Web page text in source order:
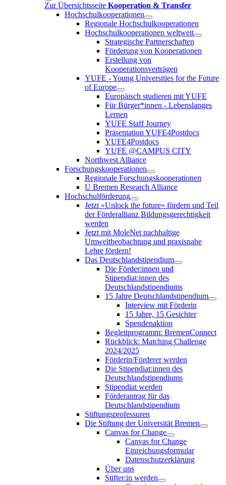
Zur Übersichtsseite Kooperation & Transfer
Hochschulkooperationen
Regionale Hochschulkooperationen
Hochschulkooperationen weltweit
Strategische Partnerschaften
Förderung von Kooperationen
Erstellung von
Kooperationsverträgen
YUFE - Young Universities for the Future
of Europe
Europäisch studieren mit YUFE
Für Bürger*innen - Lebenslanges
Lernen
YUFE Staff Journey
Präsentation YUFE4Postdocs
YUFE4Postdocs
YUFE @CAMPUS CITY
Northwest Alliance
Forschungskooperationen
Regionale Forschungskooperationen
U Bremen Research Alliance
Hochschulförderung
Jetzt »Unlock the future« fördern und Teil
der Förderallianz Bildungsgerechtigkeit
werden
Jetzt mit MoleNet nachhaltige
Umweltbeobachtung und praxisnahe
Lehre fördern!
Das Deutschlandstipendium
Die Förder:innen und
Stipendiat:innen des
Deutschlandstipendiums
15 Jahre Deutschlandstipendium
Interview mit Förderin
15 Jahre, 15 Gesichter
Spendenaktion
Begleitprogramm: BremenConnect
Rückblick: Matching Challenge
2024/2025
Förderin/Förderer werden
Die Stipendiat:innen des
Deutschlandstipendiums
Stipendiat werden
Förderantrag für das
Deutschlandstipendium
Stiftungsprofessuren
Die Stiftung der Universität Bremen
Canvas for Change
Canvas for Change
Einreichungsformular
Datenschutzerklärung
Über uns
Stifter:in werden